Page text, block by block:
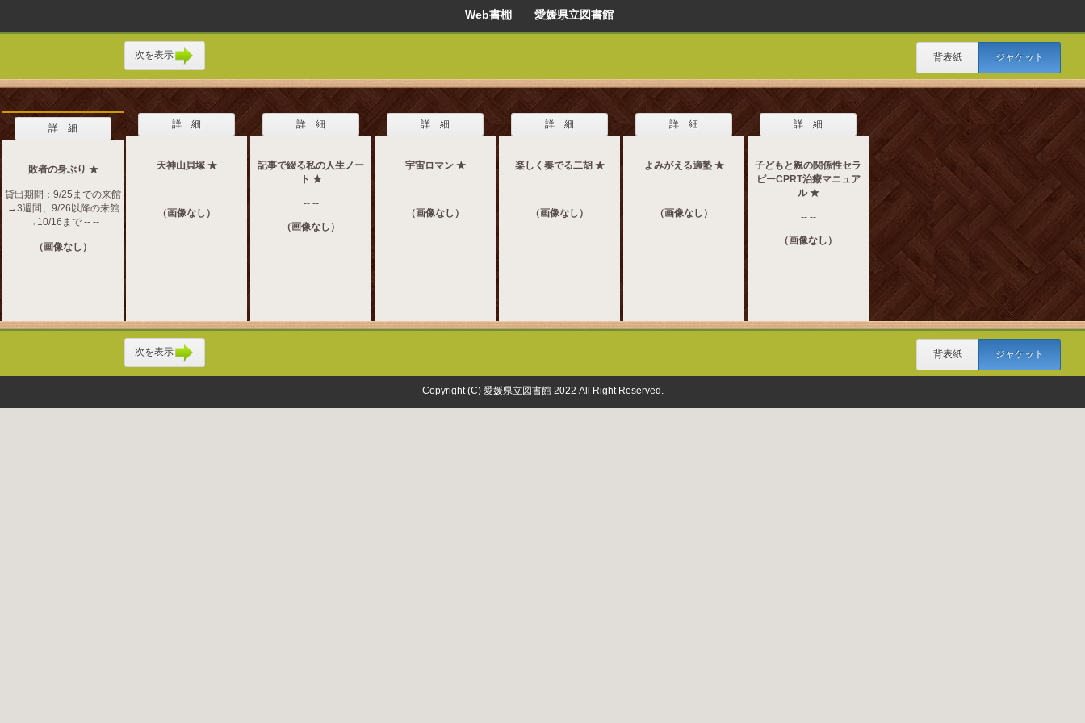
Web書棚 愛媛県立図書館
次を表示 背表紙 ジャケット
詳 細
敗者の身ぶり ★
貸出期間：9/25までの来館
→3週間、9/26以降の来館
→10/16まで -- --
（画像なし）
詳 細
天神山貝塚 ★
-- --
（画像なし）
詳 細
記事で綴る私の人生ノー
ト ★
-- --
（画像なし）
詳 細
宇宙ロマン ★
-- --
（画像なし）
詳 細
楽しく奏でる二胡 ★
-- --
（画像なし）
詳 細
よみがえる適塾 ★
-- --
（画像なし）
詳 細
子どもと親の関係性セラ
ピーCPRT治療マニュア
ル ★
-- --
（画像なし）
次を表示 背表紙 ジャケット
Copyright (C) 愛媛県立図書館 2022 All Right Reserved.